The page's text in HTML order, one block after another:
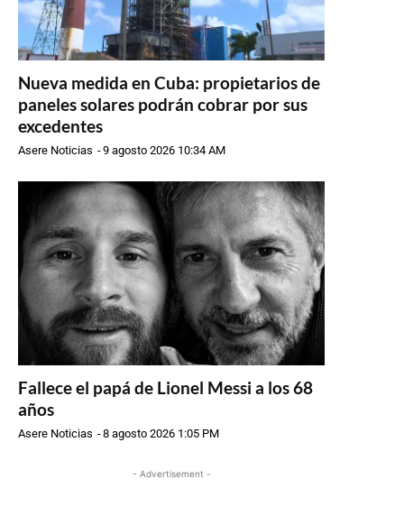
Nueva medida en Cuba: propietarios de
paneles solares podrán cobrar por sus
excedentes
Asere Noticias -9 agosto 2026 10:34 AM
Fallece el papá de Lionel Messi a los 68
años
Asere Noticias -8 agosto 2026 1:05 PM
- Advertisement -